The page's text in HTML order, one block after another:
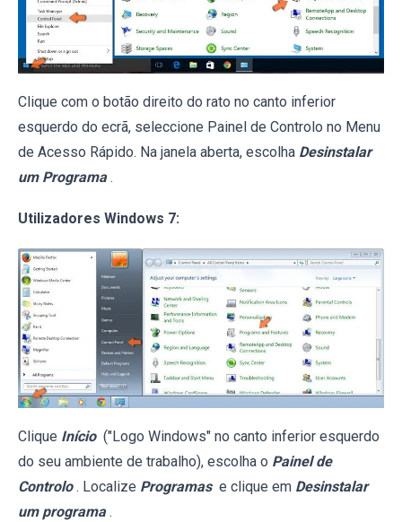
Clique com o botão direito do rato no canto inferior
esquerdo do ecrã, seleccione Painel de Controlo no Menu
de Acesso Rápido. Na janela aberta, escolha Desinstalar
um Programa .
Utilizadores Windows 7:
Clique Início ("Logo Windows" no canto inferior esquerdo
do seu ambiente de trabalho), escolha o Painel de
Controlo . Localize Programas e clique em Desinstalar
um programa .